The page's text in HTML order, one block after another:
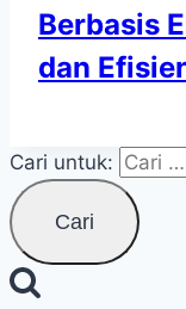
Berbasis
dan
Cari untuk: